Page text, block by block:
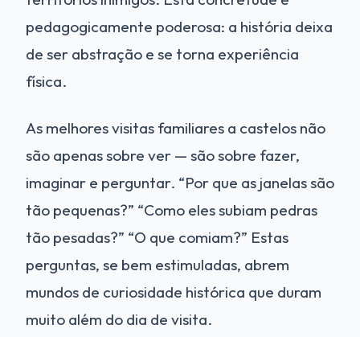
pedagogicamente poderosa: a história deixa
de ser abstração e se torna experiência
física.
As melhores visitas familiares a castelos não
são apenas sobre ver — são sobre fazer,
imaginar e perguntar. “Por que as janelas são
tão pequenas?” “Como eles subiam pedras
tão pesadas?” “O que comiam?” Estas
perguntas, se bem estimuladas, abrem
mundos de curiosidade histórica que duram
muito além do dia de visita.